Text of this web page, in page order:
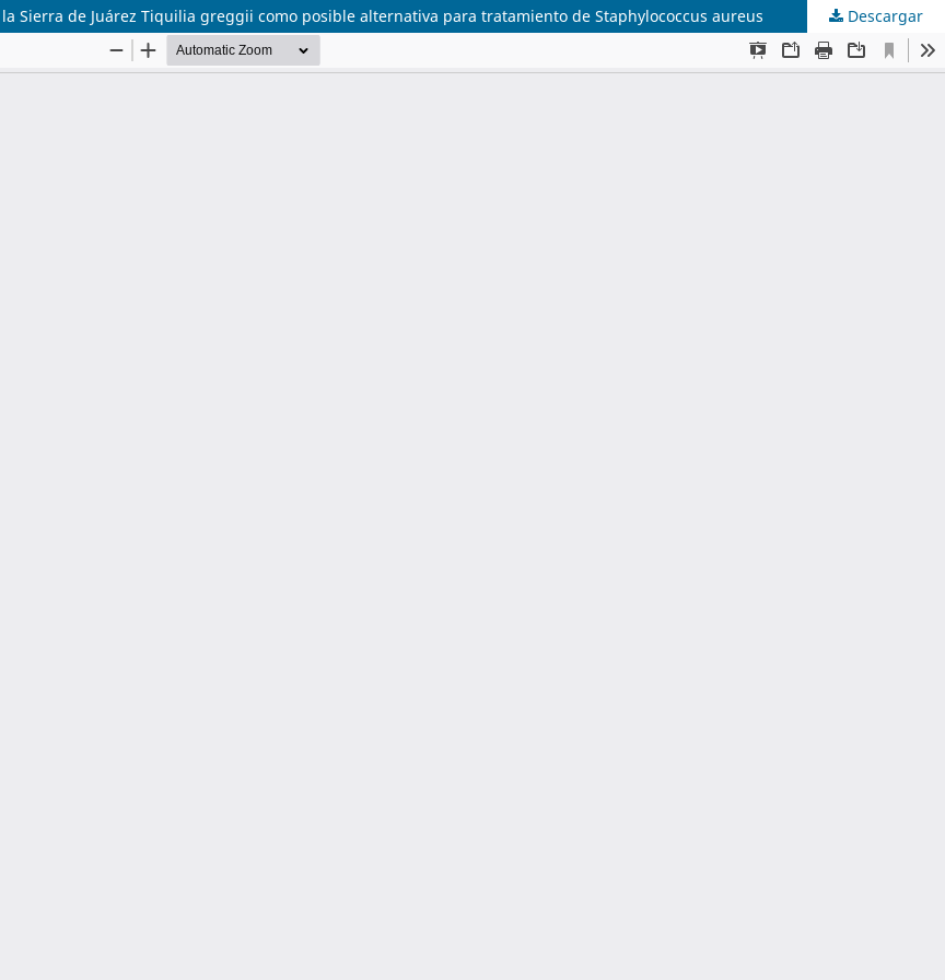
Sierra de Juárez Tiquilia greggii como posible alternativa para tratamiento de Staphylococcus aureus Descargar